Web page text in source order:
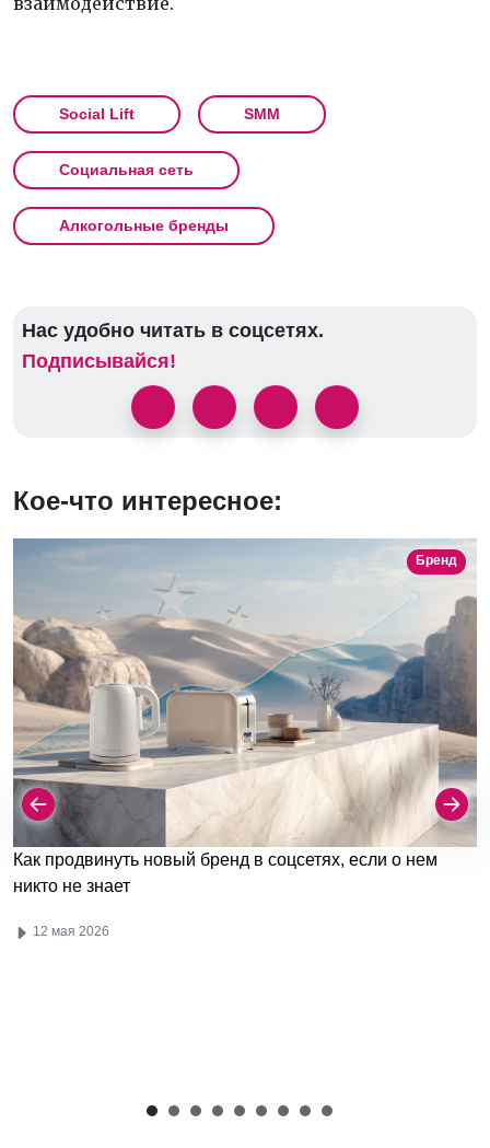
Social Lift SMM
Социальная сеть
Алкогольные бренды
Нас удобно читать в соцсетях.
Подписывайся!
Кое-что интересное:
Бренд
Как продвинуть новый бренд в соцсетях, если о нем
никто не знает
12 мая 2026